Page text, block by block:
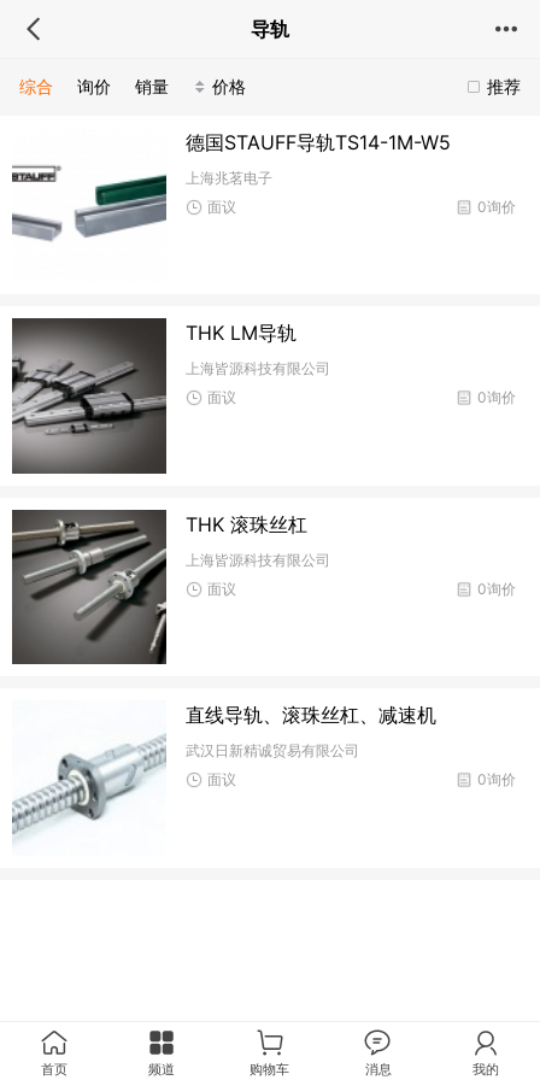
导轨
推荐
综合 询价 销量 价格
德国STAUFF导轨TS14-1M-W5
上海兆茗电子
0询价
面议
THK LM导轨
上海皆源科技有限公司
0询价
面议
THK 滚珠丝杠
上海皆源科技有限公司
0询价
面议
直线导轨、滚珠丝杠、减速机
武汉日新精诚贸易有限公司
0询价
面议
首页 频道 购物车 消息 我的